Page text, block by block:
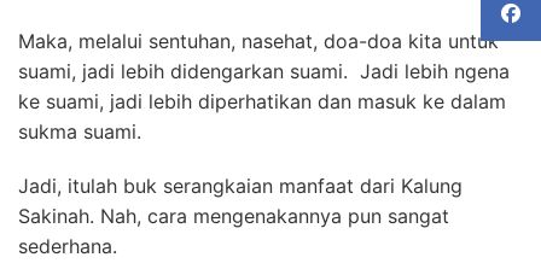
Maka, melalui sentuhan, nasehat, doa-doa kita untuk
suami, jadi lebih didengarkan suami. Jadi lebih ngena
ke suami, jadi lebih diperhatikan dan masuk ke dalam
sukma suami.
Jadi, itulah buk serangkaian manfaat dari Kalung
Sakinah. Nah, cara mengenakannya pun sangat
sederhana.